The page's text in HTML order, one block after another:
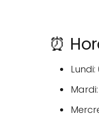
⏰
Lundi:
Mardi: